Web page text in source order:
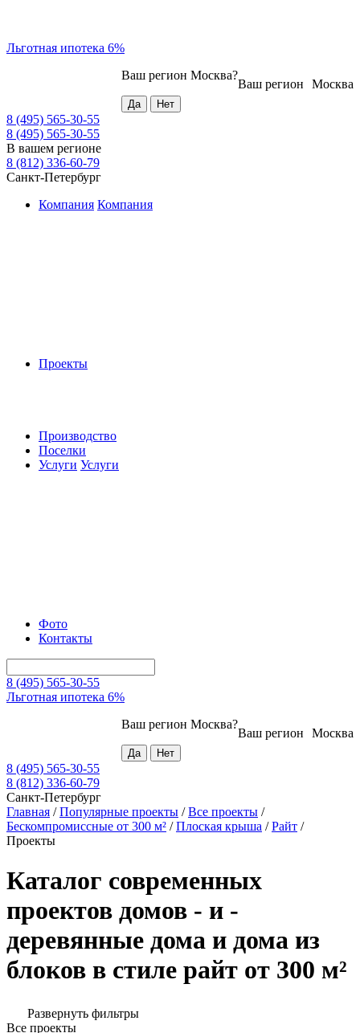
Льготная ипотека 6%
Москва
Ваш регион
Ваш регион Москва?
8 (495) 565-30-55
8 (495) 565-30-55
В вашем регионе
8 (812) 336-60-79
Санкт-Петербург
Компания Компания
Проекты
Производство
Поселки
Услуги Услуги
Фото
Контакты
8 (495) 565-30-55
Льготная ипотека 6%
Москва
Ваш регион
Ваш регион Москва?
8 (495) 565-30-55
8 (812) 336-60-79
Санкт-Петербург
Главная /Популярные проекты /Все проекты /
Бескомпромиссные от 300 м² /Плоская крыша /Райт /
Проекты
Каталог современных
проектов домов - и -
деревянные дома и дома из
блоков в стиле райт от 300 м²
Развернуть фильтры
Все проекты